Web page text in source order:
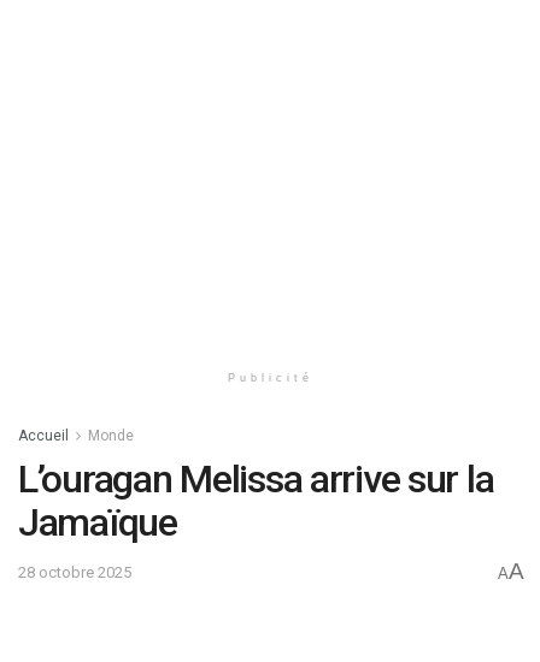
Publicité
Accueil Monde
L’ouragan Melissa arrive sur la
Jamaïque
28 octobre 2025 AA